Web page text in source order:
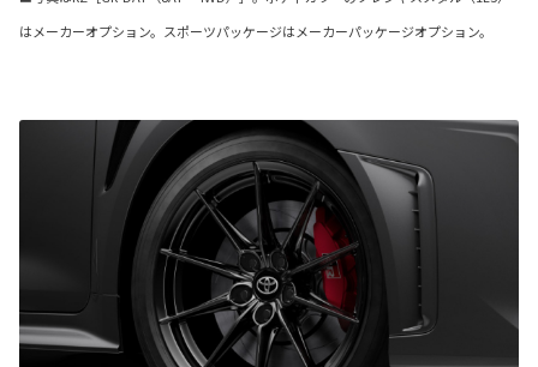
はメーカーオプション。スポーツパッケージはメーカーパッケージオプション。